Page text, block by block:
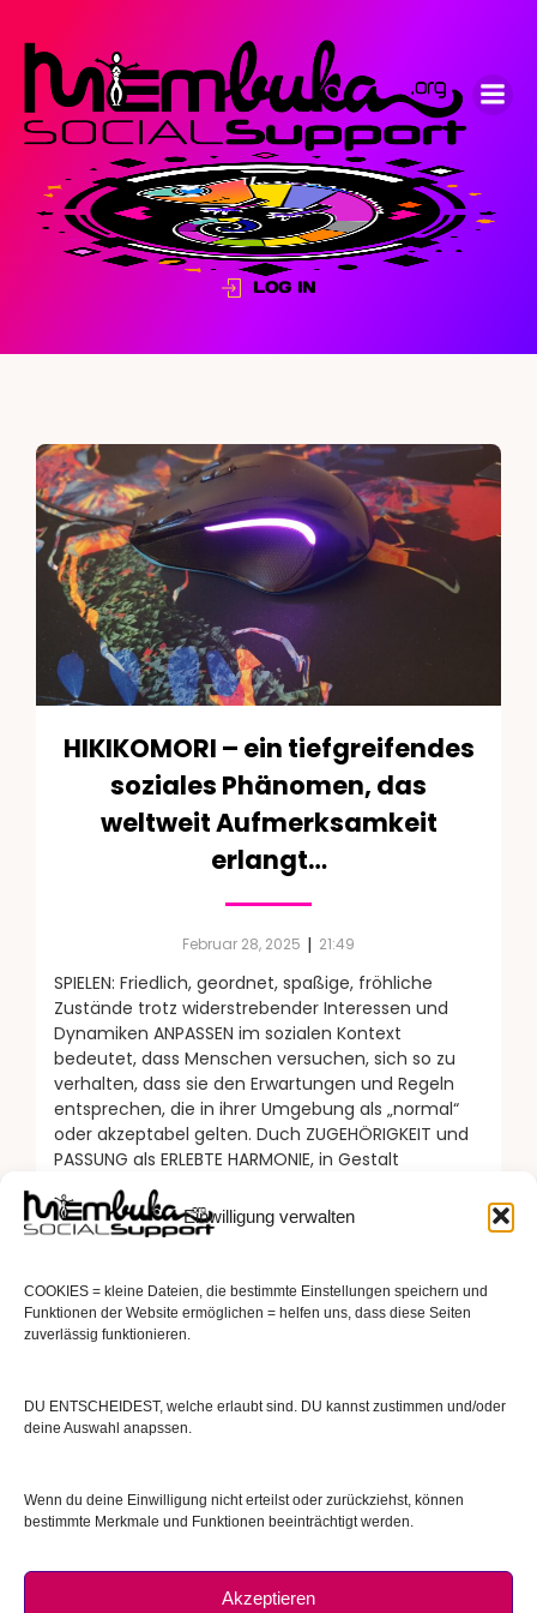
Einwilligung verwalten
COOKIES = kleine Dateien, die bestimmte Einstellungen speichern und
Funktionen der Website ermöglichen = helfen uns, dass diese Seiten
zuverlässig funktionieren.
DU ENTSCHEIDEST, welche erlaubt sind. DU kannst zustimmen und/oder
deine Auswahl anapssen.
Wenn du deine Einwilligung nicht erteilst oder zurückziehst, können
bestimmte Merkmale und Funktionen beeinträchtigt werden.
Akzeptieren
LOG IN
HIKIKOMORI – ein tiefgreifendes
soziales Phänomen, das
weltweit Aufmerksamkeit
erlangt…
Februar 28, 2025 | 21:49
SPIELEN: Friedlich, geordnet, spaßige, fröhliche
Zustände trotz widerstrebender Interessen und
Dynamiken ANPASSEN im sozialen Kontext
bedeutet, dass Menschen versuchen, sich so zu
verhalten, dass sie den Erwartungen und Regeln
entsprechen, die in ihrer Umgebung als „normal“
oder akzeptabel gelten. Duch ZUGEHÖRIGKEIT und
PASSUNG als ERLEBTE HARMONIE, in Gestalt
Gesundheit und Wohlbefinden zu erfahren, zu
erLEBEN, […]